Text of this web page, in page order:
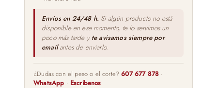
Envíos en 24/48 h. Si algún producto no está
disponible en ese momento, te lo servimos un
poco más tarde y te avisamos siempre por
emailantes de enviarlo.
¿Dudas con el peso o el corte?607 677 878 ·
WhatsApp · Escríbenos